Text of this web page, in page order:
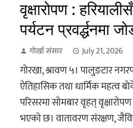
वृक्षारोपण :
पर्यटन प्रवर्द्धनमा
गोर्खा संसार July 21, 2026
गोरखा, श्रावण ५। पालुङटार
ऐतिहासिक तथा धार्मिक महत्व
परिसरमा सोमबार वृहत्
भएको छ। वातावरण संरक्षण,